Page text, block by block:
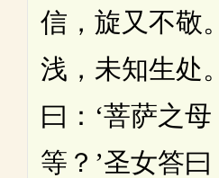
信，旋又不敬
浅，未知生处
曰：‘菩萨之
等？’圣女答曰